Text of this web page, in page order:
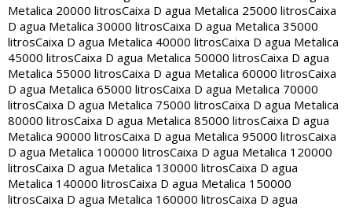
Metalica 20000 litrosCaixa D agua Metalica 25000 litrosCaixa
D agua Metalica 30000 litrosCaixa D agua Metalica 35000
litrosCaixa D agua Metalica 40000 litrosCaixa D agua Metalica
45000 litrosCaixa D agua Metalica 50000 litrosCaixa D agua
Metalica 55000 litrosCaixa D agua Metalica 60000 litrosCaixa
D agua Metalica 65000 litrosCaixa D agua Metalica 70000
litrosCaixa D agua Metalica 75000 litrosCaixa D agua Metalica
80000 litrosCaixa D agua Metalica 85000 litrosCaixa D agua
Metalica 90000 litrosCaixa D agua Metalica 95000 litrosCaixa
D agua Metalica 100000 litrosCaixa D agua Metalica 120000
litrosCaixa D agua Metalica 130000 litrosCaixa D agua
Metalica 140000 litrosCaixa D agua Metalica 150000
litrosCaixa D agua Metalica 160000 litrosCaixa D agua